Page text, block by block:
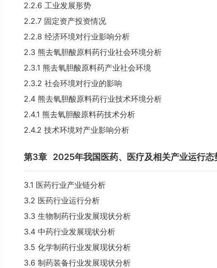
2.2.6 工业发展形势
2.2.7 固定资产投资情况
2.2.8 经济环境对行业影响分析
2.3 熊去氧胆酸原料药行业社会环境分析
2.3.1 熊去氧胆酸原料药产业社会环境
2.3.2 社会环境对行业的影响
2.4 熊去氧胆酸原料药行业技术环境分析
2.4.1 熊去氧胆酸原料药技术分析
2.4.2 技术环境对产业影响分析
第3章 2025年我国医药、医疗及相关产业运行态
3.1 医药行业产业链分析
3.2 医药行业运行分析
3.3 生物制药行业发展现状分析
3.4 中药行业发展现状分析
3.5 化学制药行业发展现状分析
3.6 制药装备行业发展现状分析